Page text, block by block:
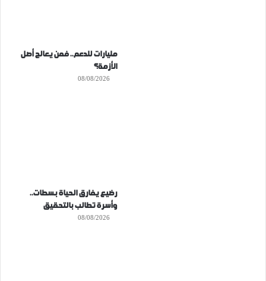
مليارات للدعم.. فمن يعالج أصل
الأزمة؟
08/08/2026
رضيع يفارق الحياة بسطات..
وأسرة تطالب بالتحقيق
08/08/2026